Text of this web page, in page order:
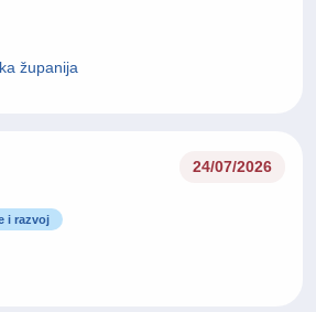
županija
24/07/2026
i razvoj